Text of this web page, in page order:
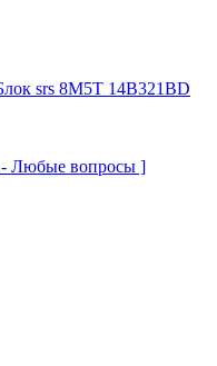
srs 8M5T 14B321BD
- Любые вопросы ]